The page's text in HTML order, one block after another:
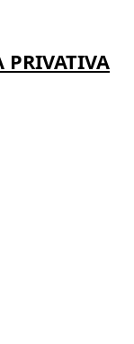
PRIVATIVA